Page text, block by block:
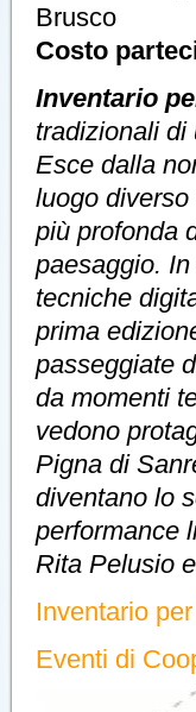
Brusco
Costo
Inventario
tradizionali di
Esce dalla
luogo
più profonda
paesaggio.
tecniche
prima
passeggiate
da momenti
vedono
Pigna di
diventano lo
performance
Rita Pelusio
Inventario
Eventi di